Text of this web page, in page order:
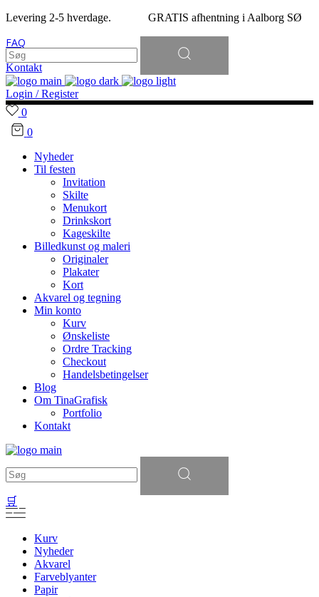
Levering 2-5 hverdage. GRATIS afhentning i Aalborg SØ
FAQ
Kontakt
Søg
efter:
Login / Register
0
0
Nyheder
Til festen
Invitation
Skilte
Menukort
Drinkskort
Kageskilte
Billedkunst og maleri
Originaler
Plakater
Kort
Akvarel og tegning
Min konto
Kurv
Ønskeliste
Ordre Tracking
Checkout
Handelsbetingelser
Blog
Om TinaGrafisk
Portfolio
Kontakt
efter:
🛒
Kurv
Nyheder
Akvarel
Farveblyanter
Papir